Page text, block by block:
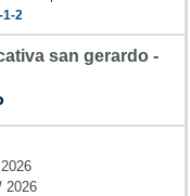
1-2
san gerardo -
2026